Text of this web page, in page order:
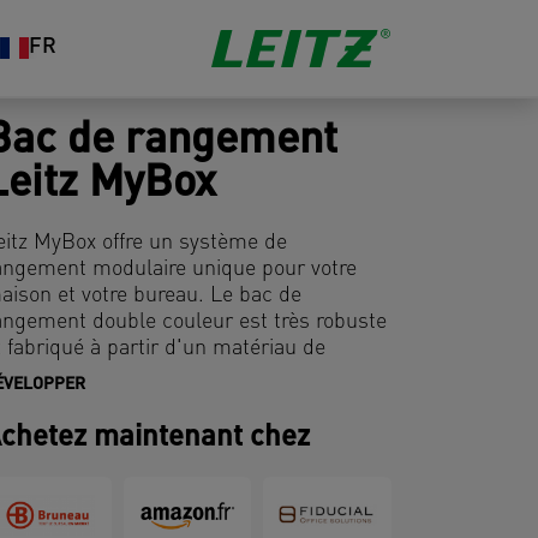
FR
de rangement
MyBox
MyBox offre un système de
modulaire unique pour votre
et votre bureau. Le bac de
double couleur est très robuste
fabriqué à partir d'un matériau de
qualité avec une finition mate. Un
petits accessoires de la maison ou du
du contenu.
maintenant chez